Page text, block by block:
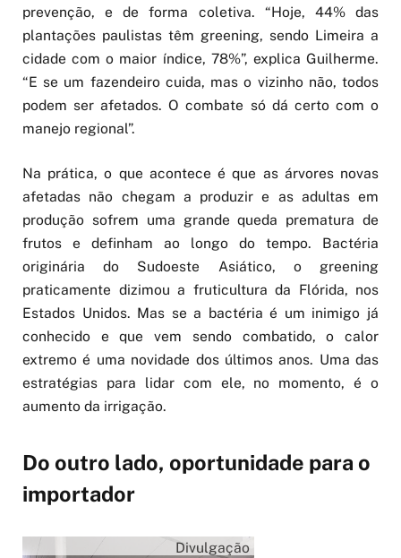
prevenção, e de forma coletiva. “Hoje, 44% das
plantações paulistas têm greening, sendo Limeira a
cidade com o maior índice, 78%”, explica Guilherme.
“E se um fazendeiro cuida, mas o vizinho não, todos
podem ser afetados. O combate só dá certo com o
manejo regional”.
Na prática, o que acontece é que as árvores novas
afetadas não chegam a produzir e as adultas em
produção sofrem uma grande queda prematura de
frutos e definham ao longo do tempo. Bactéria
originária do Sudoeste Asiático, o greening
praticamente dizimou a fruticultura da Flórida, nos
Estados Unidos. Mas se a bactéria é um inimigo já
conhecido e que vem sendo combatido, o calor
extremo é uma novidade dos últimos anos. Uma das
estratégias para lidar com ele, no momento, é o
aumento da irrigação.
Do outro lado, oportunidade para o
importador
Divulgação